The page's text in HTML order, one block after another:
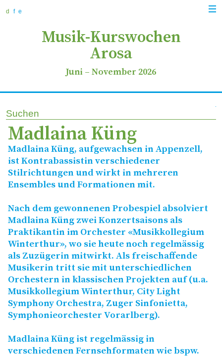
d f e
Musik-Kurswochen
Arosa
Juni – November 2026
Suchen
Madlaina Küng
Madlaina Küng, aufgewachsen in Appenzell,
ist Kontrabassistin verschiedener
Stilrichtungen und wirkt in mehreren
Ensembles und Formationen mit.
Nach dem gewonnenen Probespiel absolviert
Madlaina Küng zwei Konzertsaisons als
Praktikantin im Orchester «Musikkollegium
Winterthur», wo sie heute noch regelmässig
als Zuzügerin mitwirkt. Als freischaffende
Musikerin tritt sie mit unterschiedlichen
Orchestern in klassischen Projekten auf (u.a.
Musikkollegium Winterthur, City Light
Symphony Orchestra, Zuger Sinfonietta,
Symphonieorchester Vorarlberg).
Madlaina Küng ist regelmässig in
verschiedenen Fernsehformaten wie bspw.